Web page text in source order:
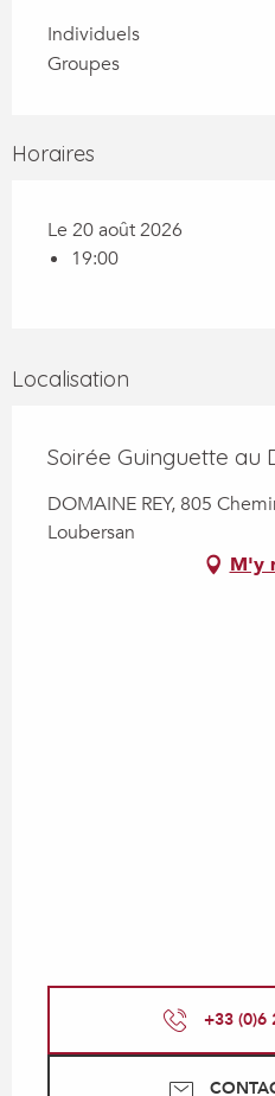
Individuels
Groupes
Horaires
Le 20 août 2026
19:00
Localisation
Soirée Guinguette au
DOMAINE REY, 805
Loubersan
M'y
+33 (0)6